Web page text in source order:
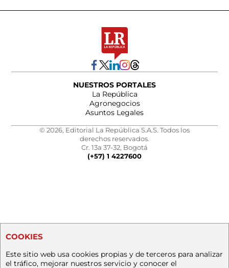
NUESTROS PORTALES
La República
Agronegocios
Asuntos Legales
© 2026, Editorial La República S.A.S. Todos los
derechos reservados.
Cr. 13a 37-32, Bogotá
(+57) 1 4227600
COOKIES
Este sitio web usa cookies propias y de terceros para analizar
el tráfico, mejorar nuestros servicio y conocer el